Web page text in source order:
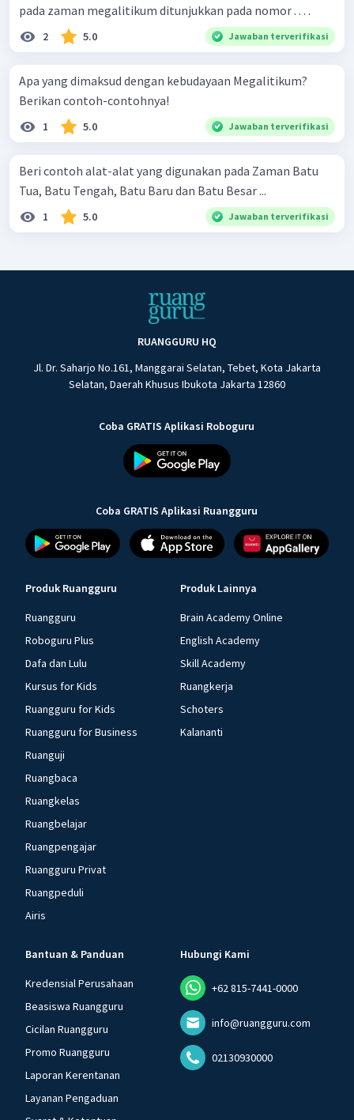
pada zaman megalitikum ditunjukkan pada nomor . . . .
2 5.0 Jawaban terverifikasi
Apa yang dimaksud dengan kebudayaan Megalitikum?
Berikan contoh-contohnya!
1 5.0 Jawaban terverifikasi
Beri contoh alat-alat yang digunakan pada Zaman Batu
Tua, Batu Tengah, Batu Baru dan Batu Besar ...
1 5.0 Jawaban terverifikasi
RUANGGURU HQ
Jl. Dr. Saharjo No.161, Manggarai Selatan, Tebet, Kota Jakarta
Selatan, Daerah Khusus Ibukota Jakarta 12860
Coba GRATIS Aplikasi Roboguru
Coba GRATIS Aplikasi Ruangguru
Produk Ruangguru
Ruangguru
Roboguru Plus
Dafa dan Lulu
Kursus for Kids
Ruangguru for Kids
Ruangguru for Business
Ruanguji
Ruangbaca
Ruangkelas
Ruangbelajar
Ruangpengajar
Ruangguru Privat
Ruangpeduli
Airis
Produk Lainnya
Brain Academy Online
English Academy
Skill Academy
Ruangkerja
Schoters
Kalananti
Bantuan & Panduan
Kredensial Perusahaan
Beasiswa Ruangguru
Cicilan Ruangguru
Promo Ruangguru
Laporan Kerentanan
Layanan Pengaduan
Hubungi Kami
+62 815-7441-0000
info@ruangguru.com
02130930000